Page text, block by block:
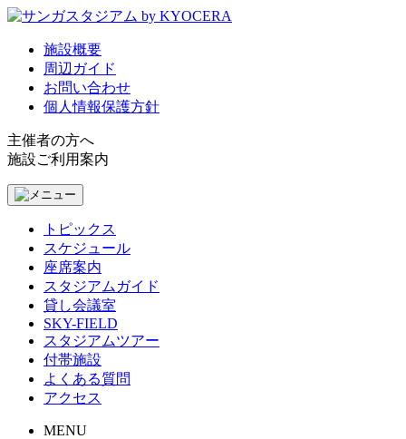
施設概要
周辺ガイド
お問い合わせ
個人情報保護方針
主催者の方へ
施設ご利用案内
トピックス
スケジュール
座席案内
スタジアムガイド
貸し会議室
SKY-FIELD
スタジアムツアー
付帯施設
よくある質問
アクセス
MENU